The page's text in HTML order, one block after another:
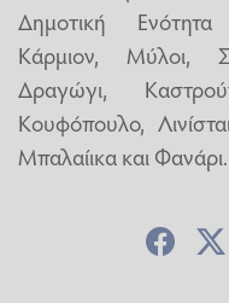
Δημοτική Ενότητα
Κάρμιον, Μύλοι,
Δραγώγι,
Κουφόπουλο,
Μπαλαίικα και Φανάρι.